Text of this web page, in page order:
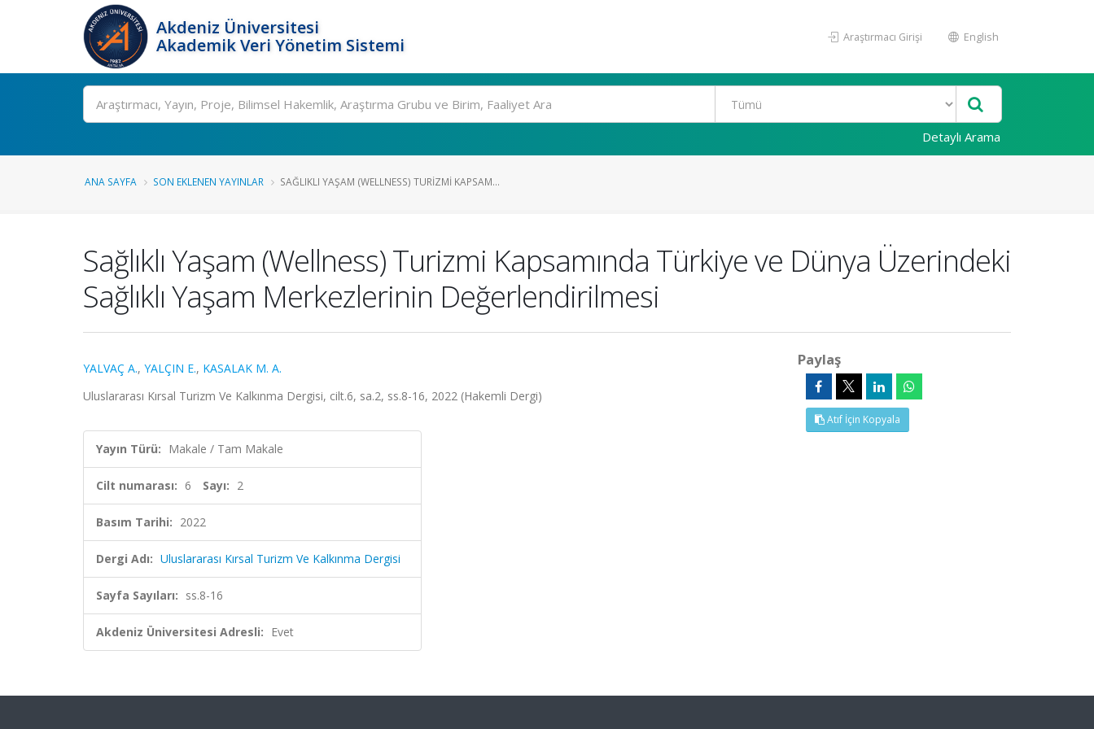
Akdeniz Üniversitesi
Akademik Veri Yönetim Sistemi
Araştırmacı Girişi English
Ara
Detaylı Arama
ANA SAYFA SON EKLENEN YAYINLAR SAĞLIKLI YAŞAM (WELLNESS) TURIZMI KAPSAM...
Sağlıklı Yaşam (Wellness) Turizmi Kapsamında Türkiye ve Dünya Üzerindeki
Sağlıklı Yaşam Merkezlerinin Değerlendirilmesi
YALVAÇ A., YALÇIN E., KASALAK M. A.
Uluslararası Kırsal Turizm Ve Kalkınma Dergisi, cilt.6, sa.2, ss.8-16, 2022 (Hakemli Dergi)
Yayın Türü: Makale / Tam Makale
Cilt numarası: 6 Sayı: 2
Basım Tarihi: 2022
Dergi Adı: Uluslararası Kırsal Turizm Ve Kalkınma Dergisi
Sayfa Sayıları: ss.8-16
Akdeniz Üniversitesi Adresli: Evet
Paylaş
Atıf İçin Kopyala